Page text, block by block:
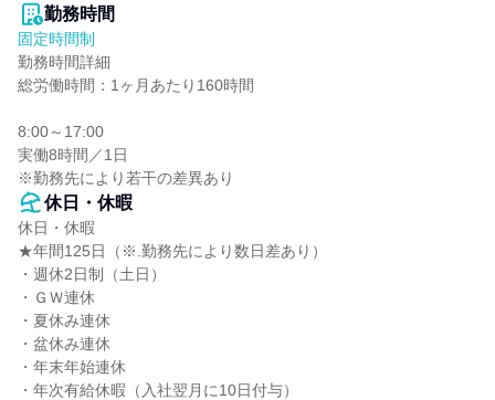
勤務時間
固定時間制
勤務時間詳細
総労働時間：1ヶ月あたり160時間
8:00～17:00
実働8時間／1日
※勤務先により若干の差異あり
休日・休暇
休日・休暇
★年間125日（※.勤務先により数日差あり）
・週休2日制（土日）
・ＧＷ連休
・夏休み連休
・盆休み連休
・年末年始連休
・年次有給休暇（入社翌月に10日付与）